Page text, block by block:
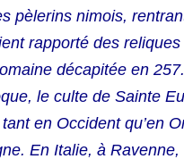
pèlerins nimois,
rapporté des
décapitée en
le culte de Sainte
en Occident qu’en
En Italie, à Ravenne,